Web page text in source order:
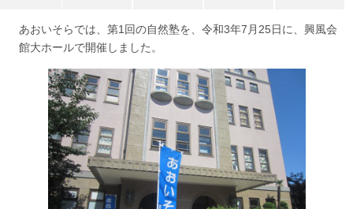
あおいそらでは、第1回の自然塾を、令和3年7月25日に、興風会
館大ホールで開催しました。